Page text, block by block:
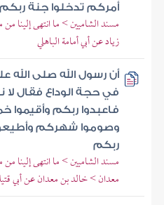
أمركم تدخلوا جنة ربكم
مسند الشاميين > ما انتهى إلينا
زياد عن أبي أمامة الباهلي
أن رسول الله صلى
في حجة الوداع فقال
فاعبدوا ربكم
وصوموا شهركم
ربكم
مسند الشاميين > ما انتهى
معدان > خالد بن معدان عن أبي